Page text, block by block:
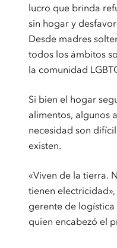
lucro que brinda
sin hogar y
Desde madres
todos los ámbitos
la comunidad
Si bien el hogar
alimentos, algunos
necesidad son
existen.
«Viven de la tierra.
tienen
gerente de logística
quien encabezó el